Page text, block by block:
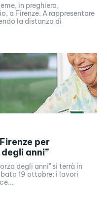
in preghiera,
a Firenze. A rappresentare
la distanza di
per
anni”
degli anni" si terrà in
19 ottobre; i lavori